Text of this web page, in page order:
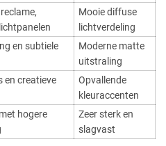
Mooie diffuse
lichtverdeling
en subtiele
Moderne matte
uitstraling
en creatieve
Opvallende
kleuraccenten
hogere
Zeer sterk en
slagvast